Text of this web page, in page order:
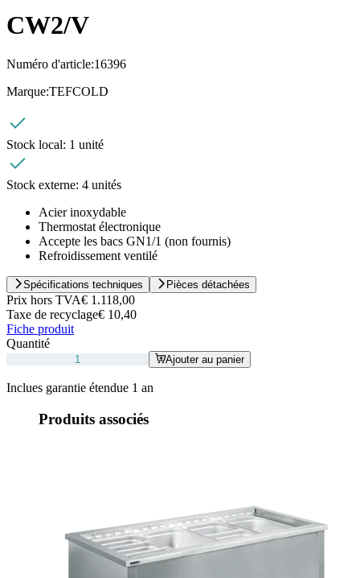
CW2/V
Numéro d'article:16396
Marque:TEFCOLD
Stock local: 1 unité
Stock externe: 4 unités
Acier inoxydable
Thermostat électronique
Accepte les bacs GN1/1 (non fournis)
Refroidissement ventilé
Spécifications techniques Pièces détachées
Prix hors TVA€ 1.118,00
Taxe de recyclage€ 10,40
Fiche produit
Quantité
Ajouter au panier
Inclues garantie étendue 1 an
Produits associés